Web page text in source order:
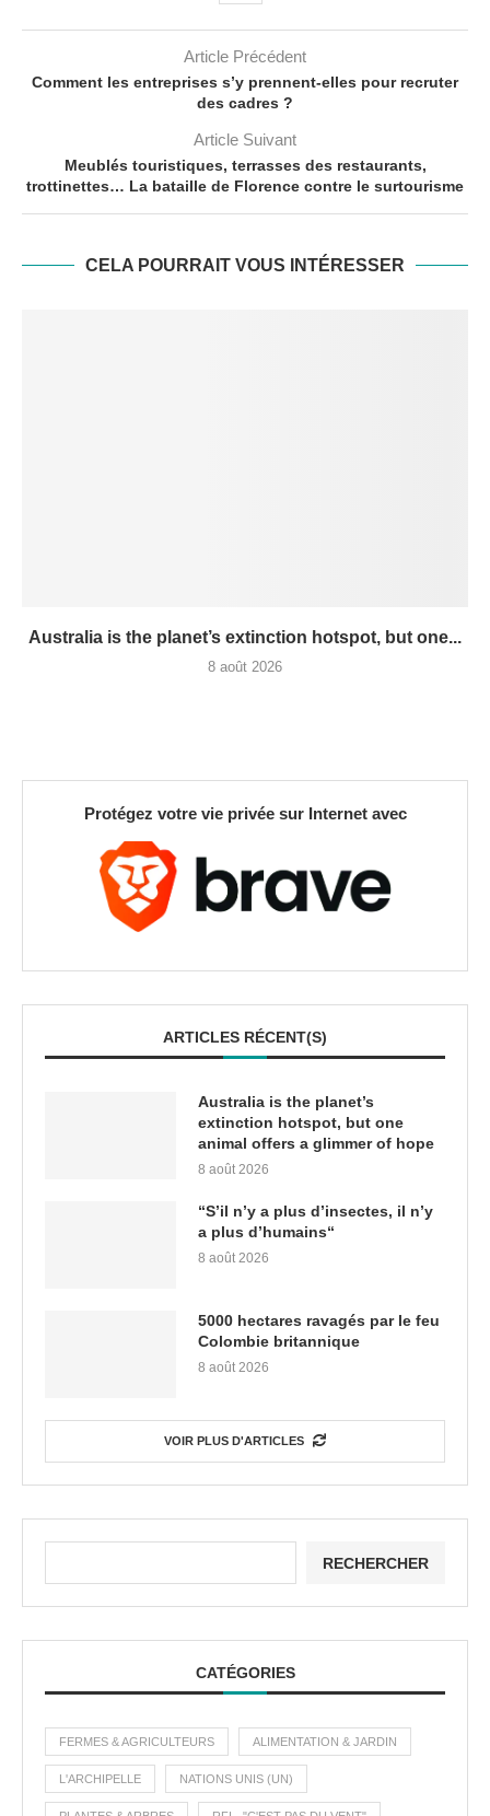
Article Précédent
Comment les entreprises s’y prennent-elles pour recruter
des cadres ?
Article Suivant
Meublés touristiques, terrasses des restaurants,
trottinettes… La bataille de Florence contre le surtourisme
CELA POURRAIT VOUS INTÉRESSER
Australia is the planet’s extinction hotspot, but one...
8 août 2026
Protégez votre vie privée sur Internet avec
ARTICLES RÉCENT(S)
Australia is the planet’s
extinction hotspot, but one
animal offers a glimmer of hope
8 août 2026
“S’il n’y a plus d’insectes, il n’y
a plus d’humains“
8 août 2026
5000 hectares ravagés par le feu
Colombie britannique
8 août 2026
VOIR PLUS D'ARTICLES
RECHERCHER
CATÉGORIES
FERMES & AGRICULTEURS ALIMENTATION & JARDIN
L'ARCHIPELLE NATIONS UNIS (UN)